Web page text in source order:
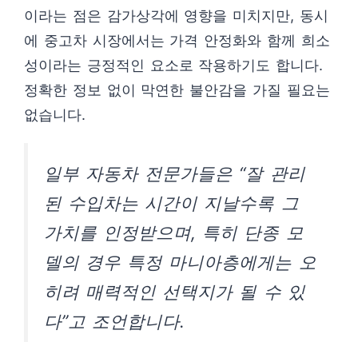
이라는 점은 감가상각에 영향을 미치지만, 동시
에 중고차 시장에서는 가격 안정화와 함께 희소
성이라는 긍정적인 요소로 작용하기도 합니다.
정확한 정보 없이 막연한 불안감을 가질 필요는
없습니다.
일부 자동차 전문가들은 “잘 관리
된 수입차는 시간이 지날수록 그
가치를 인정받으며, 특히 단종 모
델의 경우 특정 마니아층에게는 오
히려 매력적인 선택지가 될 수 있
다”고 조언합니다.